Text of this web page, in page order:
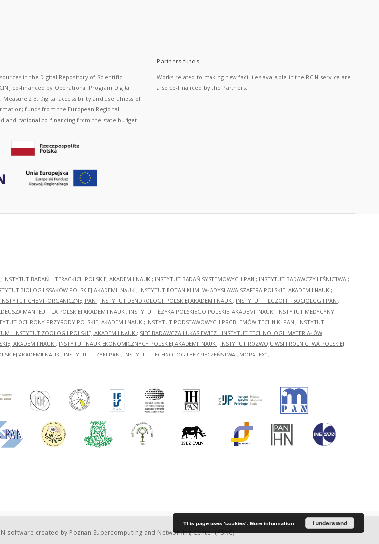
in the Digital Repository of Scientific
co-financed by Operational Program Digital
Measure 2.3: Digital accessibility and usefulness of
funds from the European Regional
and national co-financing from the state budget.
Partners funds
Works related to making new facilities available in the RCIN service are
also co-financed by the Partners.
; INSTYTUT BADAŃ LITERACKICH POLSKIEJ AKADEMII NAUK ; INSTYTUT BADAŃ SYSTEMOWYCH PAN ; INSTYTUT BADAWCZY LEŚNICTWA ;
BIOLOGII SSAKÓW POLSKIEJ AKADEMII NAUK ; INSTYTUT BOTANIKI IM. WŁADYSŁAWA SZAFERA POLSKIEJ AKADEMII NAUK ;
INSTYTUT CHEMII ORGANICZNEJ PAN ; INSTYTUT DENDROLOGII POLSKIEJ AKADEMII NAUK ; INSTYTUT FILOZOFII I SOCJOLOGII PAN ;
MANTEUFFLA POLSKIEJ AKADEMII NAUK ; INSTYTUT JĘZYKA POLSKIEGO POLSKIEJ AKADEMII NAUK ; INSTYTUT MEDYCYNY
OCHRONY PRZYRODY POLSKIEJ AKADEMII NAUK ; INSTYTUT PODSTAWOWYCH PROBLEMÓW TECHNIKI PAN ; INSTYTUT
I INSTYTUT ZOOLOGII POLSKIEJ AKADEMII NAUK ; SIEĆ BADAWCZA ŁUKASIEWICZ - INSTYTUT TECHNOLOGII MATERIAŁÓW
AKADEMII NAUK ; INSTYTUT NAUK EKONOMICZNYCH POLSKIEJ AKADEMII NAUK ; INSTYTUT ROZWOJU WSI I ROLNICTWA POLSKIEJ
AKADEMII NAUK ; INSTYTUT FIZYKI PAN ; INSTYTUT TECHNOLOGII BEZPIECZEŃSTWA „MORATEX” ;
software created by Poznan Supercomputing and Networking Center (PSNC)
This page uses 'cookies'. More information I understand